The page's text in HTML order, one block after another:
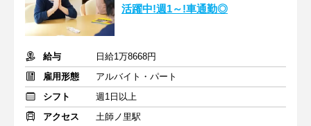
活躍中!週1～!車通勤◎
給与
日給1万8668円
雇用形態
アルバイト・パート
シフト
週1日以上
アクセス
土師ノ里駅